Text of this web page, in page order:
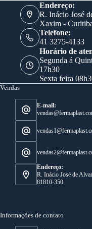
Endereço:
R. Inácio José
Xaxim -
Telefone:
41 3275-4133
Horário de
Segunda á
17h30
Sexta feira
Vendas
E-mail:
Endereço:
R. Inácio José de
81810-350
Informações de contato